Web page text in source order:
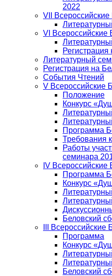
2022
VII
VI Всероссийские
Литературный
Регистрация на
События Чтений
V Всероссийские
Положение
Конкурс
Программа
Требования к
Работы
семинара
IV Всероссийские
Программа
Конкурс
Беловский
III Всероссийские
Программа
Конкурс
Беловский